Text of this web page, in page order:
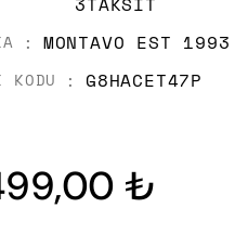
MONTAVO EST 1993
KODU G8HACET47P
₺